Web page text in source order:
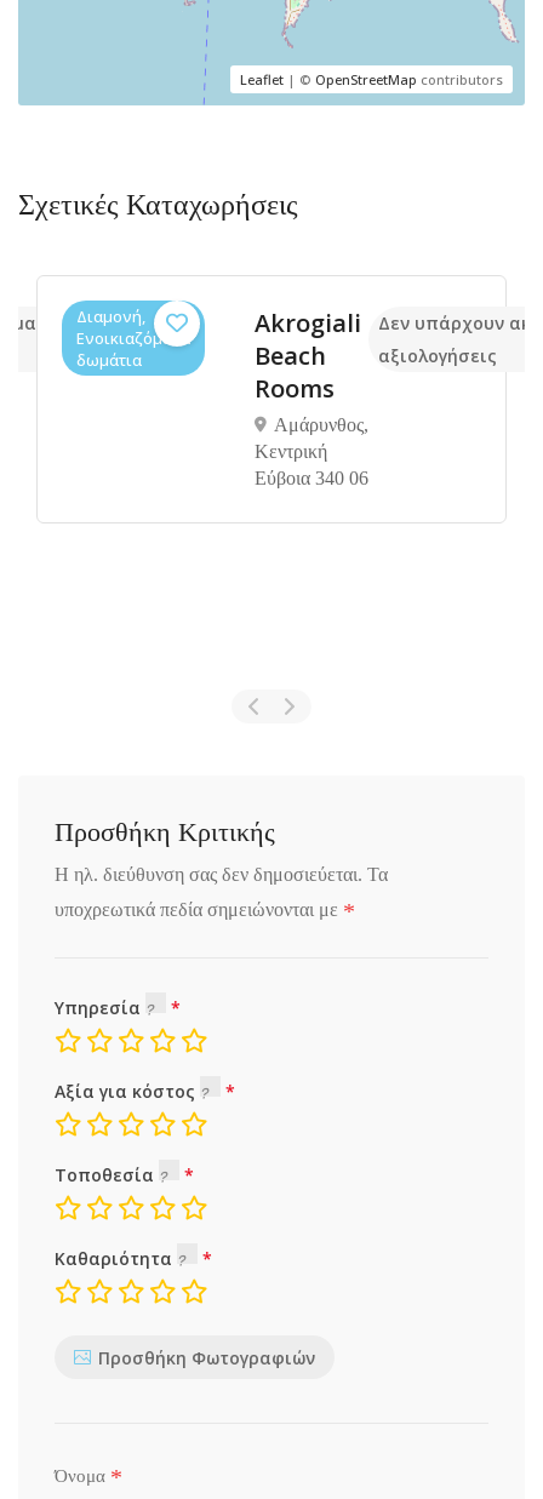
Leaflet | © OpenStreetMap contributors
Σχετικές Καταχωρήσεις
Διαμονή,
Ενοικιαζόμενα
δωμάτια
Akrogiali
Beach
Rooms
Αμάρυνθος,
Κεντρική
Eύβοια 340 06
Δεν υπάρχουν
αξιολογήσεις
Προσθήκη Κριτικής
Η ηλ. διεύθυνση σας δεν δημοσιεύεται. Τα
υποχρεωτικά πεδία σημειώνονται με *
Υπηρεσία
Αξία για κόστος
Τοποθεσία
Καθαριότητα
Προσθήκη Φωτογραφιών
Όνομα *